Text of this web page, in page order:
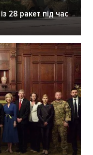
28 ракет під час